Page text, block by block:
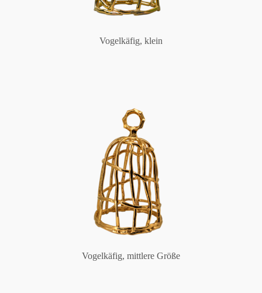
Vogelkäfig, klein
Vogelkäfig, mittlere Größe